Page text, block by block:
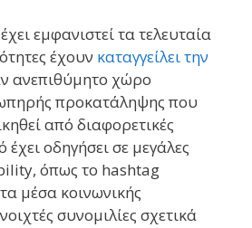
εμφανιστεί τα τελευταία
έχουν καταγγείλει την
ανεπιθύμητο χώρο
προκατάληψης που
από διαφορετικές
έχει οδηγήσει σε μεγάλες
όπως το hashtag
μέσα κοινωνικής
συνομιλίες σχετικά